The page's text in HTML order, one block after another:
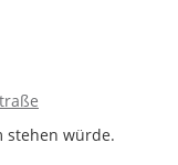
stehen würde.